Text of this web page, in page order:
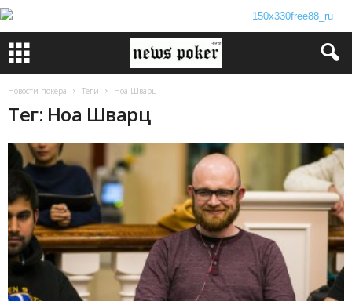
Новости покера Теги Ноа Шварц
Тег: Ноа Шварц